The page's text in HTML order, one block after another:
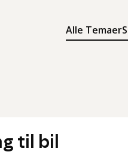
Alle Temaer
Søk
Meny
til bil